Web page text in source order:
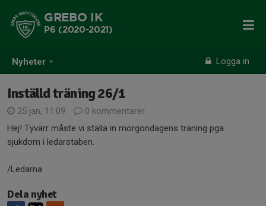
Nyheter Logga in
GREBO IK
P6 (2020-2021)
Inställd träning 26/1
25 jan, 11:09
0 kommentarer
Hej! Tyvärr måste vi ställa in morgondagens träning pga
sjukdom i ledarstaben.
/Ledarna
Dela nyhet